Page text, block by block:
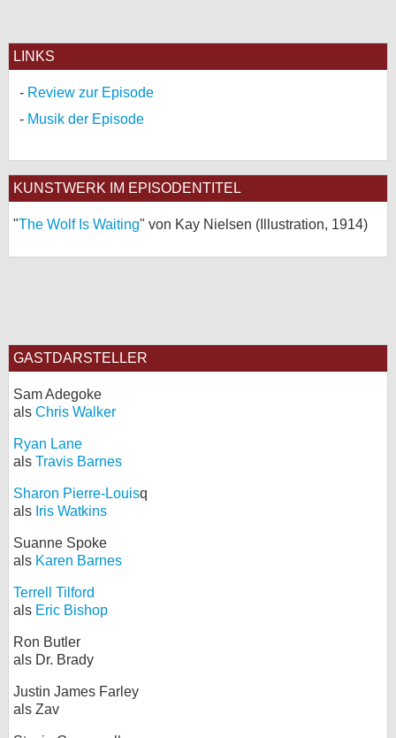
LINKS
Review zur Episode
Musik der Episode
KUNSTWERK IM EPISODENTITEL
"The Wolf Is Waiting" von Kay Nielsen (Illustration, 1914)
GASTDARSTELLER
Sam Adegoke
als Chris Walker
Ryan Lane
als Travis Barnes
Sharon Pierre-Louisq
als Iris Watkins
Suanne Spoke
als Karen Barnes
Terrell Tilford
als Eric Bishop
Ron Butler
als Dr. Brady
Justin James Farley
als Zav